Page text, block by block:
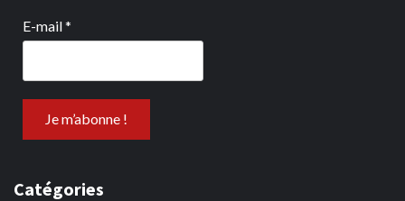
E-mail*
Catégories